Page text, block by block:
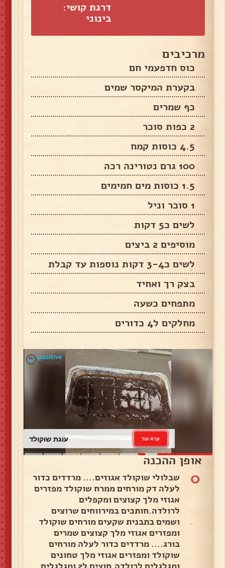
דרגת קושי:
בינוני
מרכיבים
כוס חדפעמי חם
בקערת המיקסר שמים
כף שמרים
2 כפות סוכר
4.5 כוסות קמח
100 גרם נטורינה רכה
1.5 כוסות מים חמימים
1 סוכר וניל
לשים כ5 דקות
מוסיפים 2 ביצים
לשים כ3-4 דקות נוספות עד קבלת
בצק רך ואחיד
מתפחים כשעה
מחלקים ל4 כדורים
עוגת שוקולד קרא עוד
אופן ההכנה
0
שבלולי שוקולד אגוזים.... מרדדים כדור
לעלה דק מורחים ממרח שוקולד מפזרים
אגוזי מלך קצוצים ומקפלים
לרולדה.חותכים במירווחים שרוצים
ושמים בתבנית שקעים מורחים שוקולד
ומפזרים אגוזי מלך קצוצים שמרים
בורג.... מרדדים כדור לעלה מורחים
שוקולד ומפזרים אגוזי מלך טחונים